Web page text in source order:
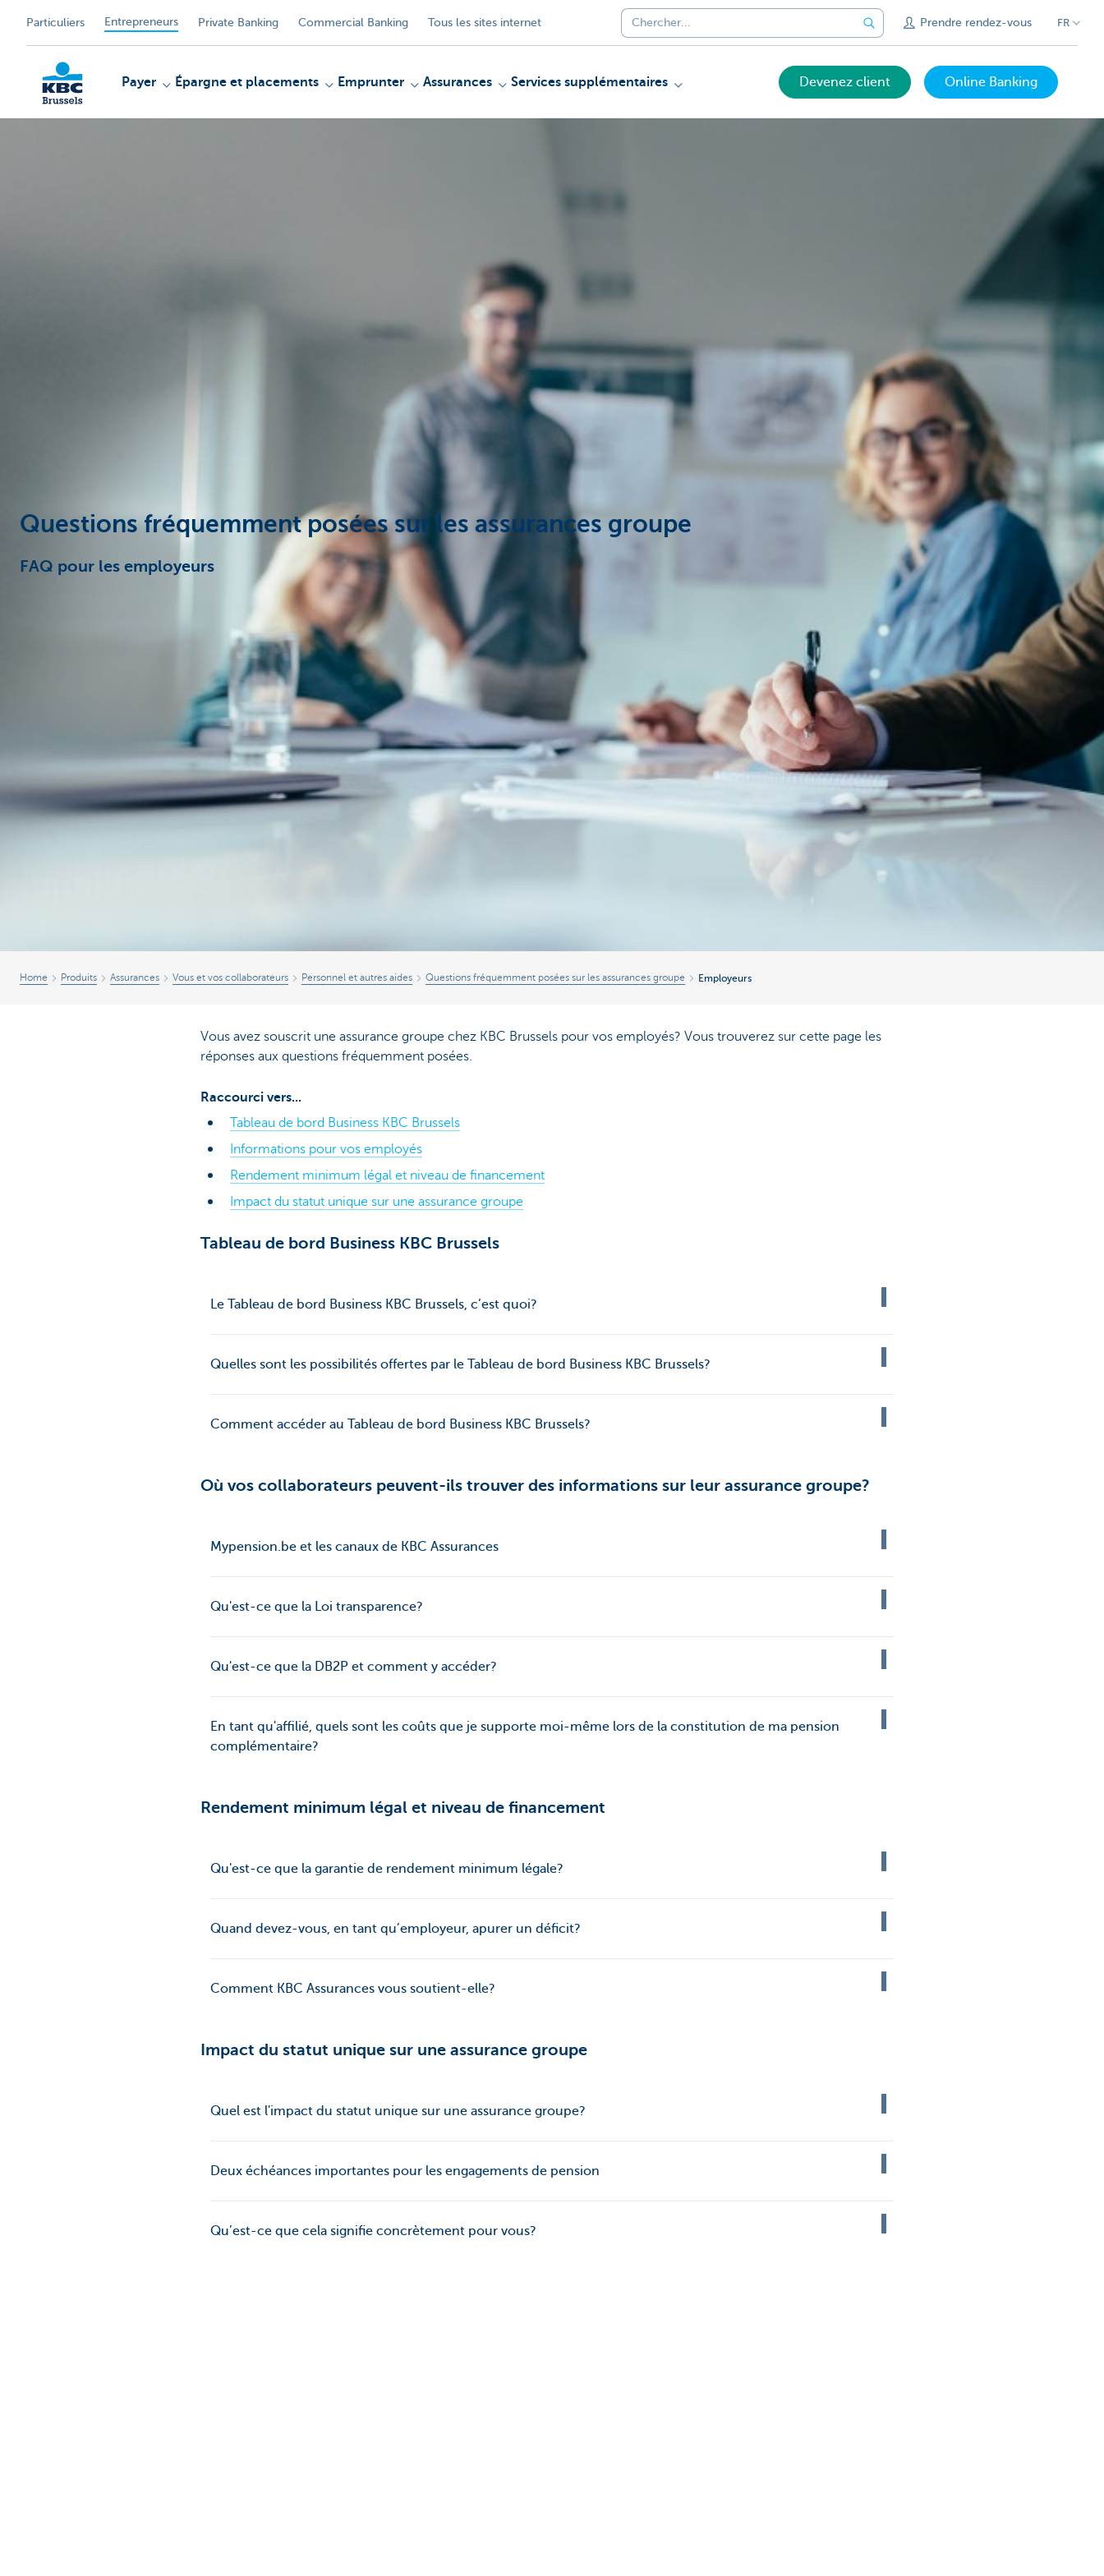
Particuliers Entrepreneurs Private Banking Commercial Banking Tous les sites internet Prendre rendez-vous FR
Payer Épargne et placements Emprunter Assurances Services supplémentaires Devenez client Online Banking
Questions fréquemment posées sur les assurances groupe
FAQ pour les employeurs
Home Produits Assurances Vous et vos collaborateurs Personnel et autres aides Questions fréquemment posées sur les assurances groupe Employeurs
Vous avez souscrit une assurance groupe chez KBC Brussels pour vos employés? Vous trouverez sur cette page les
réponses aux questions fréquemment posées.
Raccourci vers...
Tableau de bord Business KBC Brussels
Informations pour vos employés
Rendement minimum légal et niveau de financement
Impact du statut unique sur une assurance groupe
Tableau de bord Business KBC Brussels
Le Tableau de bord Business KBC Brussels, c’est quoi?
Quelles sont les possibilités offertes par le Tableau de bord Business KBC Brussels?
Comment accéder au Tableau de bord Business KBC Brussels?
Où vos collaborateurs peuvent-ils trouver des informations sur leur assurance groupe?
Mypension.be et les canaux de KBC Assurances
Qu'est-ce que la Loi transparence?
Qu'est-ce que la DB2P et comment y accéder?
En tant qu'affilié, quels sont les coûts que je supporte moi-même lors de la constitution de ma pension
complémentaire?
Rendement minimum légal et niveau de financement
Qu'est-ce que la garantie de rendement minimum légale?
Quand devez-vous, en tant qu’employeur, apurer un déficit?
Comment KBC Assurances vous soutient-elle?
Impact du statut unique sur une assurance groupe
Quel est l'impact du statut unique sur une assurance groupe?
Deux échéances importantes pour les engagements de pension
Qu’est-ce que cela signifie concrètement pour vous?